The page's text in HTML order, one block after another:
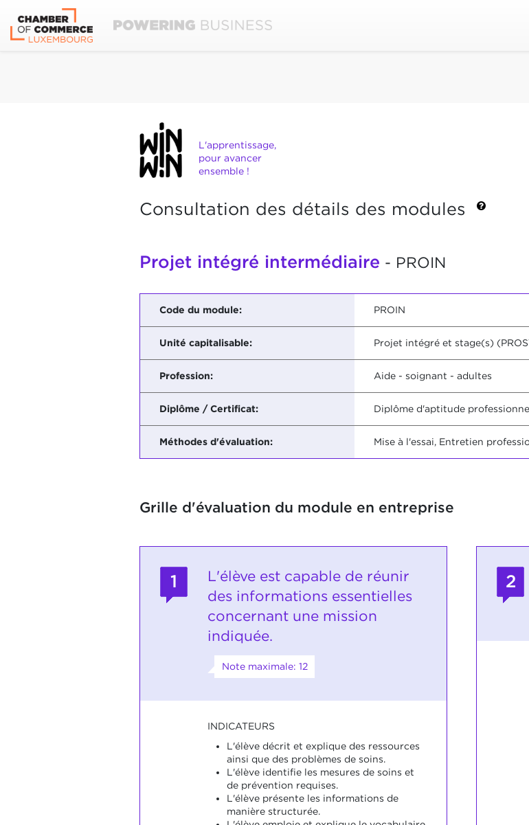
L'apprentissage,
pour avancer
ensemble !
Consultation des détails des modules
Projet intégré intermédiaire - PROIN
Code du module: PROIN
Unité capitalisable: Projet intégré et stage(s)
Profession: Aide - soignant - adultes
Diplôme / Certificat: Diplôme d'aptitude
Méthodes d'évaluation: Mise à l'essai, Entretien
Grille d'évaluation du module en entreprise
1
L'élève est capable de réunir
des informations essentielles
concernant une mission
indiquée.
Note maximale: 12
INDICATEURS
L'élève décrit et explique des ressources
ainsi que des problèmes de soins.
L'élève identifie les mesures de soins et
de prévention requises.
L'élève présente les informations de
manière structurée.
2